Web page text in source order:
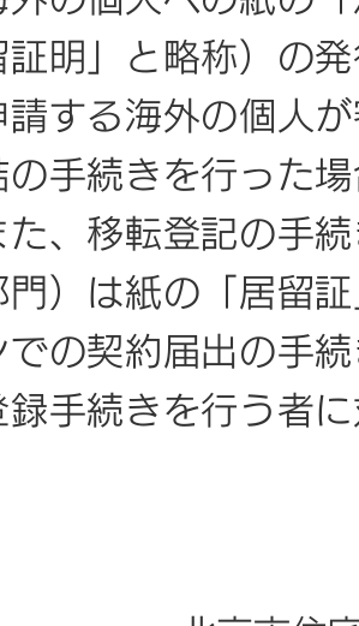
証明」と略称）の
する海外の個人
手続きを行った
、移転登記の手
）は紙の「居留
での契約届出の手
手続きを行う者